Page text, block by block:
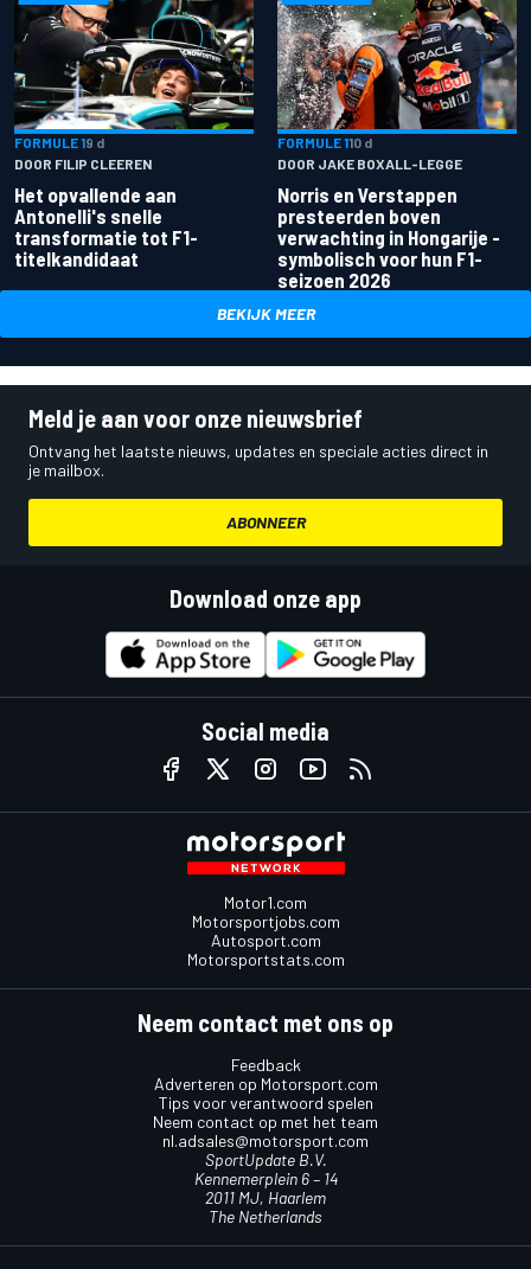
FORMULE 19 d
DOOR FILIP CLEEREN
Het opvallende aan
Antonelli's snelle
transformatie tot F1-
titelkandidaat
FORMULE 110 d
DOOR JAKE BOXALL-LEGGE
Norris en Verstappen
presteerden boven
verwachting in Hongarije -
symbolisch voor hun F1-
seizoen 2026
BEKIJK MEER
Meld je aan voor onze nieuwsbrief
Ontvang het laatste nieuws, updates en speciale acties direct in
je mailbox.
ABONNEER
Download onze app
Social media
Motor1.com
Motorsportjobs.com
Autosport.com
Motorsportstats.com
Neem contact met ons op
Feedback
Adverteren op Motorsport.com
Tips voor verantwoord spelen
Neem contact op met het team
nl.adsales@motorsport.com
SportUpdate B.V.
Kennemerplein 6 – 14
2011 MJ, Haarlem
The Netherlands